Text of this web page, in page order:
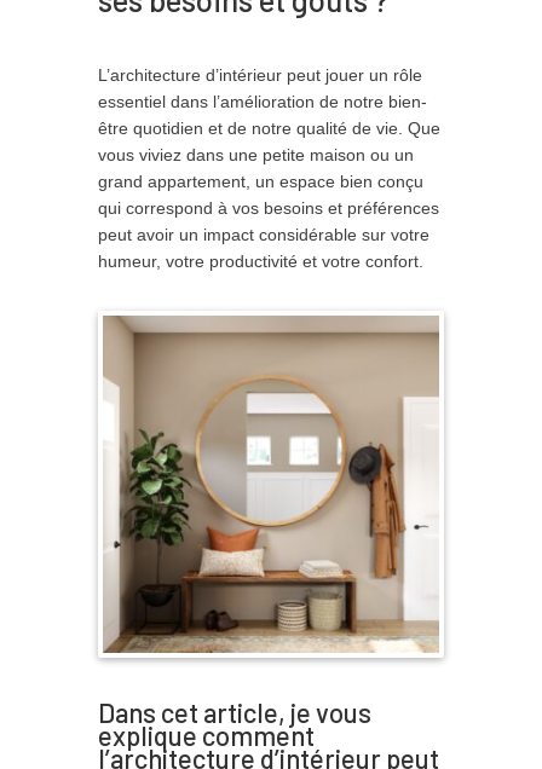
L’architecture d’intérieur peut jouer un rôle
essentiel dans l’amélioration de notre bien-
être quotidien et de notre qualité de vie. Que
vous viviez dans une petite maison ou un
grand appartement, un espace bien conçu
qui correspond à vos besoins et préférences
peut avoir un impact considérable sur votre
humeur, votre productivité et votre confort.
Dans cet article, je vous
explique comment
l’architecture d’intérieur peut